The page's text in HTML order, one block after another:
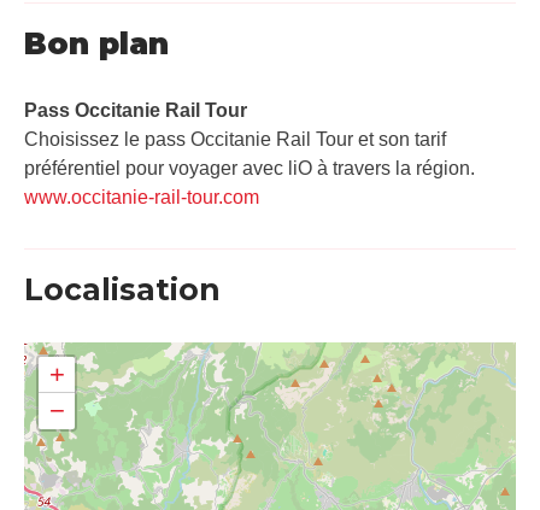
Bon plan
Pass Occitanie Rail Tour​
Choisissez le pass Occitanie Rail Tour et son tarif
préférentiel pour voyager avec liO à travers la région.
www.occitanie-rail-tour.com
Localisation
+
−